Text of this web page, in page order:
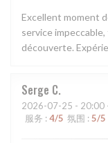
Excellent moment
service
découverte.
Serge C
2026-07-25 - 20:00
服务 : 4/5 氛围 : 5/5